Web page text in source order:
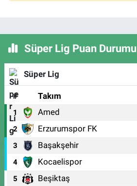
Süper Lig Puan Durumu
Süper Lig
# Takım
1 Amed
2 Erzurumspor FK
3 Başakşehir
4 Kocaelispor
5 Beşiktaş